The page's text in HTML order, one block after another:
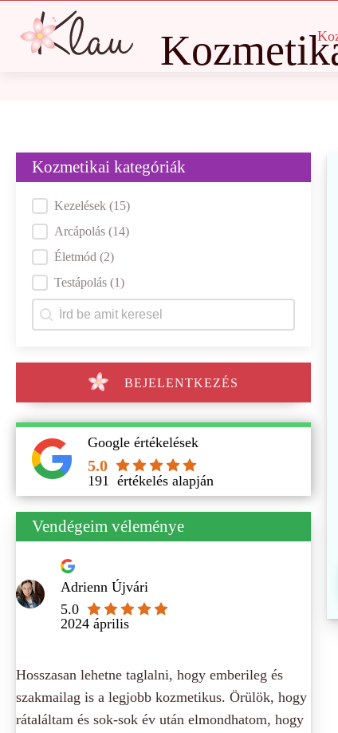
Kozmetikai kategóriák
Kategóriák
Kezelések (15)
Arcápolás (14)
Életmód (2)
Testápolás (1)
Keresés
Search content
BEJELENTKEZÉS
Google értékelések
5.0
191 értékelés alapján
Vendégeim véleménye
Adrienn Újvári
5.0
2024 április
Hosszasan lehetne taglalni, hogy emberileg és
szakmailag is a legjobb kozmetikus. Örülök, hogy
rátaláltam és sok-sok év után elmondhatom, hogy